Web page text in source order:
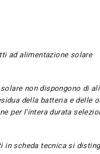
ad alimentazione solare
non dispongono di
della batteria e delle
per l'intera durata
in scheda tecnica si